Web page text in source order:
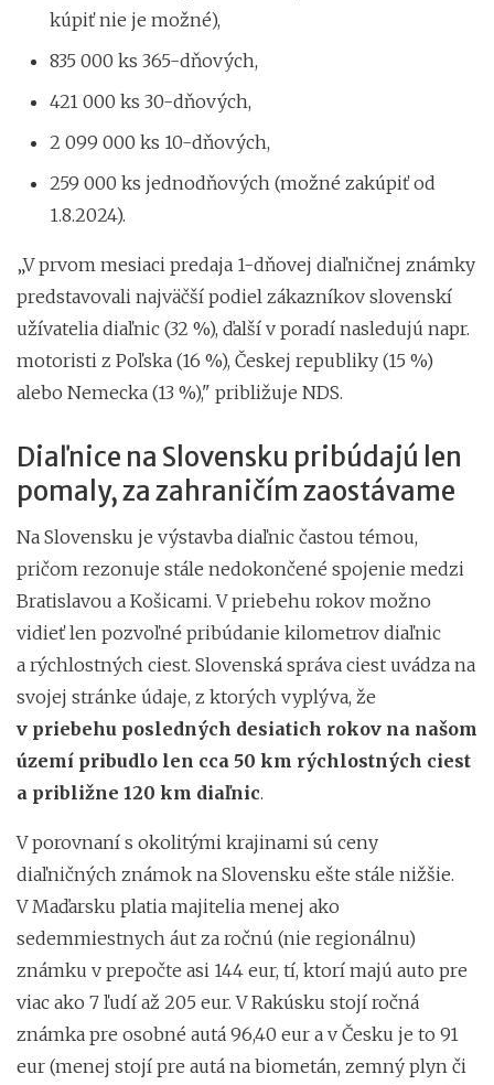
kúpiť nie je možné),
835 000 ks 365-dňových,
421 000 ks 30-dňových,
2 099 000 ks 10-dňových,
259 000 ks jednodňových (možné zakúpiť od
1.8.2024).
„V prvom mesiaci predaja 1-dňovej diaľničnej známky
predstavovali najväčší podiel zákazníkov slovenskí
užívatelia diaľnic (32 %), ďalší v poradí nasledujú napr.
motoristi z Poľska (16 %), Českej republiky (15 %)
alebo Nemecka (13 %)," približuje NDS.
Diaľnice na Slovensku pribúdajú len
pomaly, za zahraničím zaostávame
Na Slovensku je výstavba diaľnic častou témou,
pričom rezonuje stále nedokončené spojenie medzi
Bratislavou a Košicami. V priebehu rokov možno
vidieť len pozvoľné pribúdanie kilometrov diaľnic
a rýchlostných ciest. Slovenská správa ciest uvádza na
svojej stránke údaje, z ktorých vyplýva, že
v priebehu posledných desiatich rokov na našom
území pribudlo len cca 50 km rýchlostných ciest
a približne 120 km diaľnic.
V porovnaní s okolitými krajinami sú ceny
diaľničných známok na Slovensku ešte stále nižšie.
V Maďarsku platia majitelia menej ako
sedemmiestnych áut za ročnú (nie regionálnu)
známku v prepočte asi 144 eur, tí, ktorí majú auto pre
viac ako 7 ľudí až 205 eur. V Rakúsku stojí ročná
známka pre osobné autá 96,40 eur a v Česku je to 91
eur (menej stojí pre autá na biometán, zemný plyn či